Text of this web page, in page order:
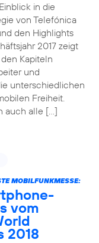
in die
von Telefónica
den Highlights
2017 zeigt
Kapiteln
und
unterschiedlichen
Freiheit.
auch alle […]
MOBILFUNKMESSE:
vom
2018